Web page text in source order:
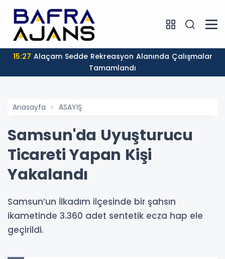
15:27
Tamamlandı
Anasayfa ASAYİŞ
Samsun'da Uyuşturucu
Ticareti Yapan Kişi
Yakalandı
Samsun’un İlkadım ilçesinde bir şahsın
ikametinde 3.360 adet sentetik ecza hap ele
geçirildi.